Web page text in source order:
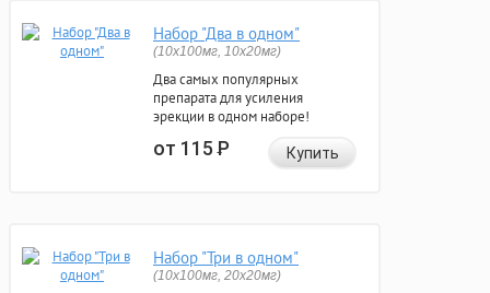
Набор "Два в одном"
(10x100мг, 10x20мг)
Два самых популярных
препарата для усиления
эрекции в одном наборе!
от 115Р Купить
Набор "Три в одном"
(10x100мг, 20x20мг)